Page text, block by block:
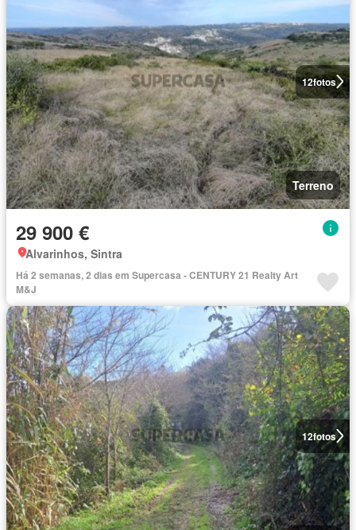
12fotos
Terreno
29 900 €
Alvarinhos, Sintra
Há 2 semanas, 2 dias em Supercasa - CENTURY 21 Realty Art
M&J
12fotos